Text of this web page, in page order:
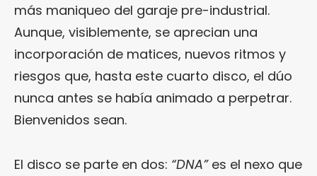
más maniqueo del garaje pre-industrial.
Aunque, visiblemente, se aprecian una
incorporación de matices, nuevos ritmos y
riesgos que, hasta este cuarto disco, el dúo
nunca antes se había animado a perpetrar.
Bienvenidos sean.
El disco se parte en dos: “DNA”es el nexo que